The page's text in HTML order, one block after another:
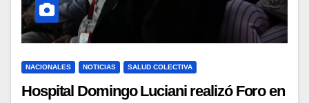
NACIONALES NOTICIAS SALUD COLECTIVA
Hospital Domingo Luciani realizó Foro en